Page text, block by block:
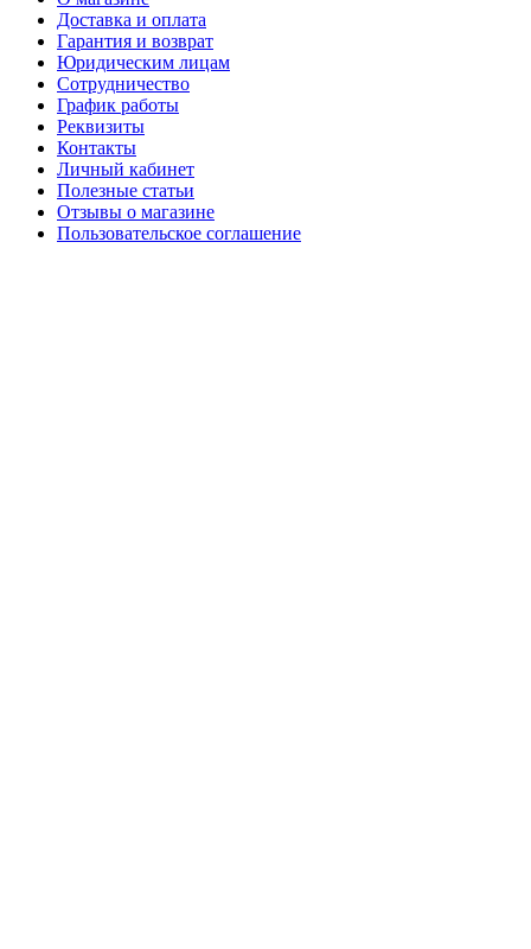
Доставка и оплата
Гарантия и возврат
Юридическим лицам
Сотрудничество
График работы
Реквизиты
Контакты
Личный кабинет
Полезные статьи
Отзывы о магазине
Пользовательское соглашение